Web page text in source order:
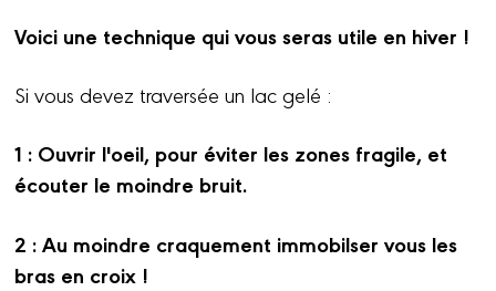
Voici une technique qui vous seras utile en hiver !
Si vous devez traversée un lac gelé :
1 : Ouvrir l'oeil, pour éviter les zones fragile, et
écouter le moindre bruit.
2 : Au moindre craquement immobilser vous les
bras en croix !